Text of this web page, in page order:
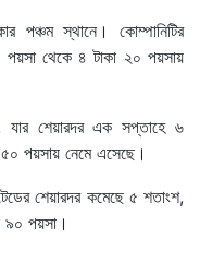
পঞ্চম স্থানে। কোম্পানিটির
থেকে ৪ টাকা ২০ পয়সায়
যার শেয়ারদর এক সপ্তাহে ৬
পয়সায় নেমে এসেছে।
শেয়ারদর কমেছে ৫ শতাংশ,
৯০ পয়সা।